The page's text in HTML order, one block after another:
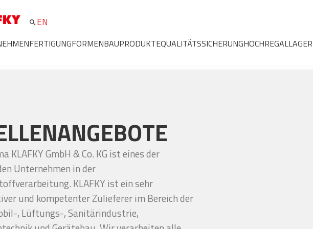
search EN
FERTIGUNGFORMENBAUPRODUKTEQUALITÄTSSICHERUNGHOCHREGALLAGER
KLAFKY GmbH & Co. KG ist eines der
Unternehmen in der
KLAFKY ist ein sehr
und kompetenter Zulieferer im Bereich der
, Lüftungs-, Sanitärindustrie,